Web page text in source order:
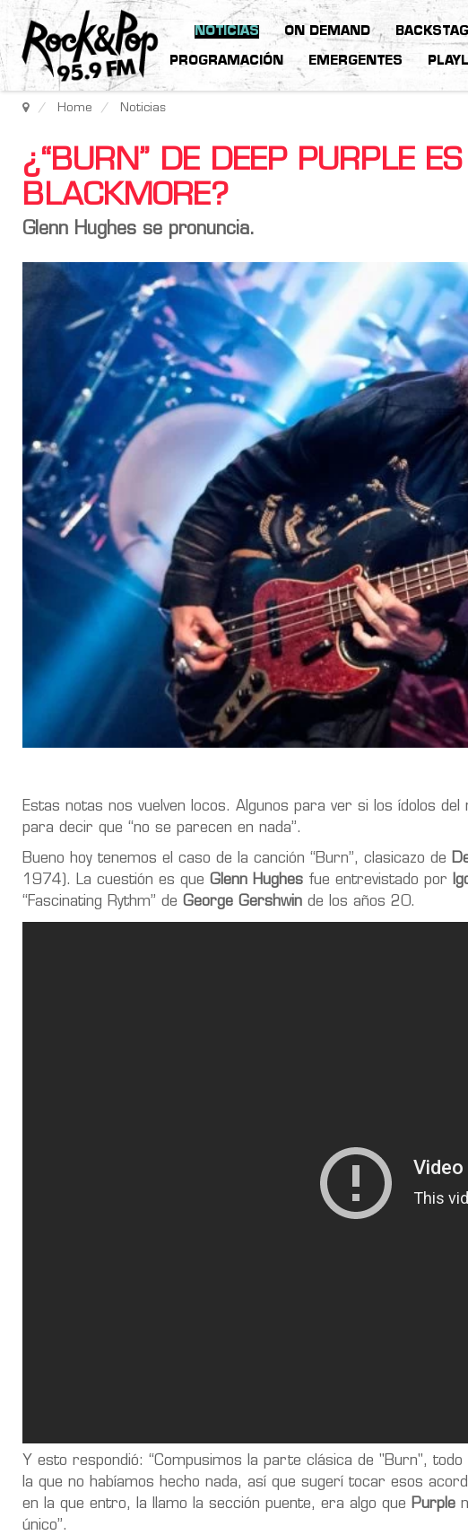
NOTICIAS ON DEMAND
PROGRAMACIÓN EMERGENTES
Home Noticias
¿“BURN” DE DEEP PURPLE
BLACKMORE?
Glenn Hughes se pronuncia.
Estas notas nos vuelven locos. Algunos para ver si los ídolos
para decir que “no se parecen en nada”.
Bueno hoy tenemos el caso de la canción “Burn”, clasicazo de
1974). La cuestión es que Glenn Hughes fue entrevistado por
“Fascinating Rythm” de George Gershwin de los años 20.
Y esto respondió: “Compusimos la parte clásica de "Burn", todo
la que no habíamos hecho nada, así que sugerí tocar esos
en la que entro, la llamo la sección puente, era algo que Purple
único”.